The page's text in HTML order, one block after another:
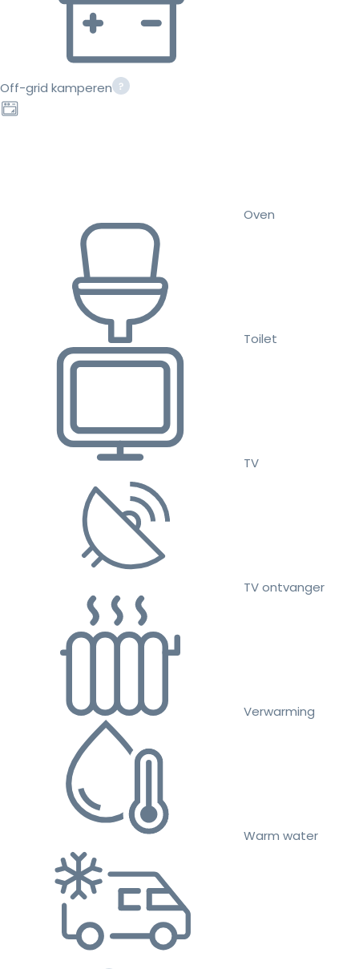
Off-grid kamperen
Oven
Toilet
TV
TV ontvanger
Verwarming
Warm water